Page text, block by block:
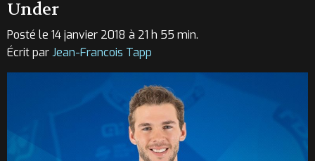
Under
Posté le 14 janvier 2018 à 21 h 55 min.
Écrit parJean-Francois Tapp